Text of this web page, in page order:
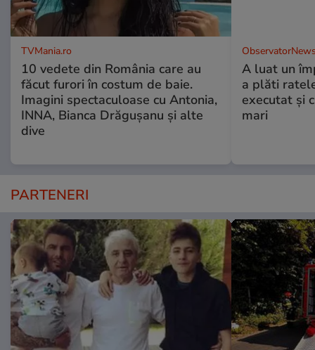
TVMania.ro
10 vedete din România care au
făcut furori în costum de baie.
Imagini spectaculoase cu Antonia,
INNA, Bianca Drăgușanu și alte
dive
A luat un
a plăti
executat şi
mari
PARTENERI